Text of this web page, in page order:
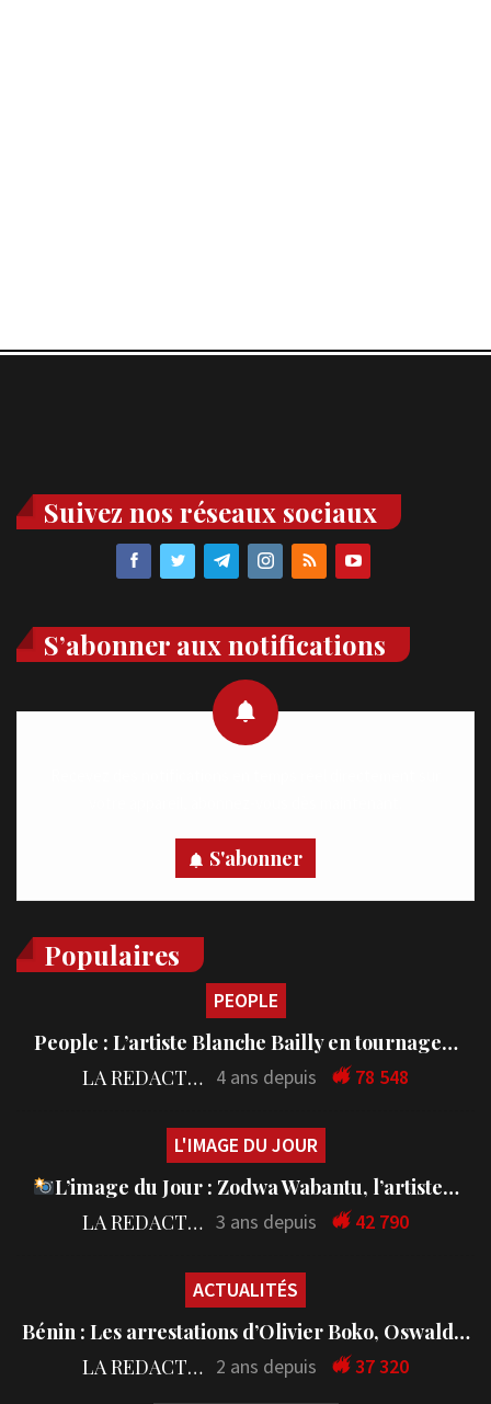
Suivez nos réseaux sociaux
S’abonner aux notifications
S'abonner
Populaires
PEOPLE
People : L’artiste Blanche Bailly en tournage…
LA REDACTION 4 ans depuis 78 548
L'IMAGE DU JOUR
L’image du Jour : Zodwa Wabantu, l’artiste…
LA REDACTION 3 ans depuis 42 790
ACTUALITÉS
Bénin : Les arrestations d’Olivier Boko, Oswald…
LA REDACTION 2 ans depuis 37 320